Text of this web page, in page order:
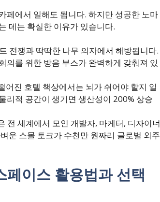
페에서 일해도 됩니다. 하지만 성공한 노마
데는 확실한 이유가 있습니다.
전쟁과 딱딱한 나무 의자에서 해방됩니다.
의를 위한 방음 부스가 완벽하게 갖춰져 있
어진 호텔 책상에서는 뇌가 쉬어야 할지 일
리적 공간이 생기면 생산성이 200% 상승
전 세계에서 모인 개발자, 마케터, 디자이너
운 스몰 토크가 수천만 원짜리 글로벌 외주
이스 활용법과 선택